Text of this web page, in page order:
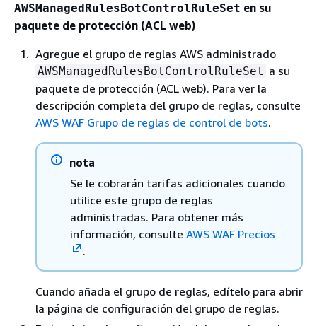
AWSManagedRulesBotControlRuleSet en su
paquete de protección (ACL web)
Agregue el grupo de reglas AWS administrado
AWSManagedRulesBotControlRuleSet a su
paquete de protección (ACL web). Para ver la
descripción completa del grupo de reglas, consulte
AWS WAF Grupo de reglas de control de bots.
nota
Se le cobrarán tarifas adicionales cuando
utilice este grupo de reglas
administradas. Para obtener más
información, consulte AWS WAF Precios
.
Cuando añada el grupo de reglas, edítelo para abrir
la página de configuración del grupo de reglas.